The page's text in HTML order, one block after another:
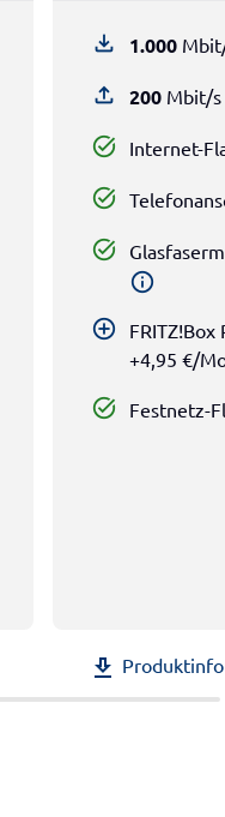
file_download 1.000
file_upload 200 Mbit/s
task_alt Internet-
task_alt
task_alt
info
add_circle_outline
FRITZ!Box
+4,95 €/
task_alt Festnetz-
download